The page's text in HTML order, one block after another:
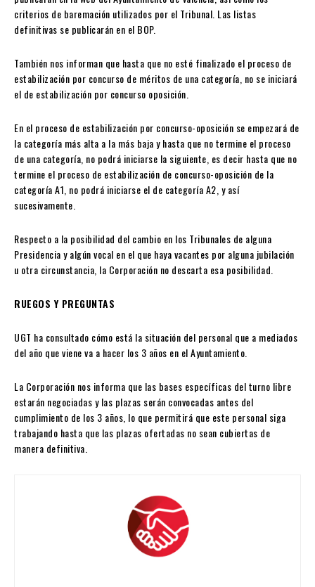
criterios de baremación utilizados por el Tribunal. Las listas
definitivas se publicarán en el BOP.
También nos informan que hasta que no esté finalizado el proceso de
estabilización por concurso de méritos de una categoría, no se iniciará
el de estabilización por concurso oposición.
En el proceso de estabilización por concurso-oposición se empezará de
la categoría más alta a la más baja y hasta que no termine el proceso
de una categoría, no podrá iniciarse la siguiente, es decir hasta que no
termine el proceso de estabilización de concurso-oposición de la
categoría A1, no podrá iniciarse el de categoría A2, y así
sucesivamente.
Respecto a la posibilidad del cambio en los Tribunales de alguna
Presidencia y algún vocal en el que haya vacantes por alguna jubilación
u otra circunstancia, la Corporación no descarta esa posibilidad.
RUEGOS Y PREGUNTAS
UGT ha consultado cómo está la situación del personal que a mediados
del año que viene va a hacer los 3 años en el Ayuntamiento.
La Corporación nos informa que las bases específicas del turno libre
estarán negociadas y las plazas serán convocadas antes del
cumplimiento de los 3 años, lo que permitirá que este personal siga
trabajando hasta que las plazas ofertadas no sean cubiertas de
manera definitiva.